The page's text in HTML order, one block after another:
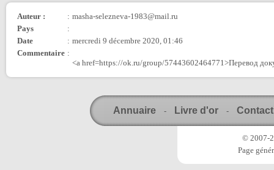
Auteur : : masha-selezneva-1983@mail.ru
Pays
:
Date
: mercredi 9 décembre 2020, 01:46
Commentaire :
<a href=https://ok.ru/group/57443602464771>Перевод
Annuaire - Livre d'or - Contact
© 2007-
Page